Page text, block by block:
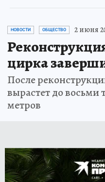
НОВОСТИ ОБЩЕСТВО 2 июня
цирка
После
вырастет до восьми
метров